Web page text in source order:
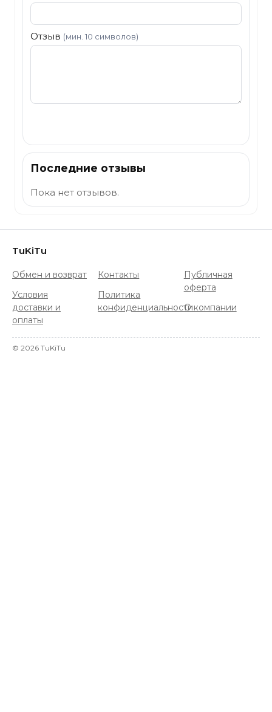
Отзыв (мин. 10 символов)
Последние отзывы
Пока нет отзывов.
TuKiTu
Обмен и возврат
Условия
доставки и
оплаты
Контакты
Политика
конфиденциальности
Публичная
оферта
О компании
© 2026 TuKiTu